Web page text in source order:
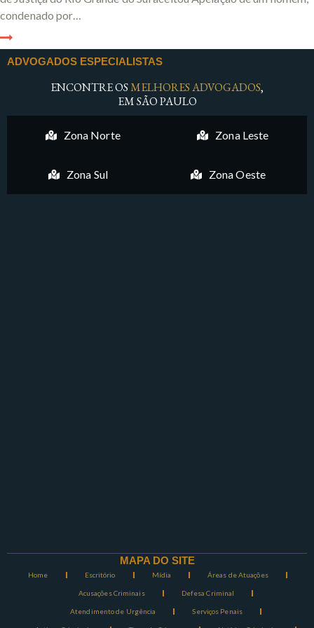
condenado por…
ADVOGADOS ESPECIALISTAS
ENCONTRE OSMELHORES ADVOGADOS,
EM SÃO PAULO
Zona Norte Zona Leste
Zona Sul Zona Oeste
MAPA DO SITE
Home Escritório Mídia Áreas de Atuações
Acusações Criminais Defesa Criminal
Atendimento de Urgência Serviços Penais